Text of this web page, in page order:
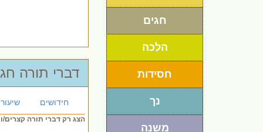
חגים
הלכה
חסידות
נך
משנה
דברי תורה
חידושים
הצג רק דברי תורה קצרים/